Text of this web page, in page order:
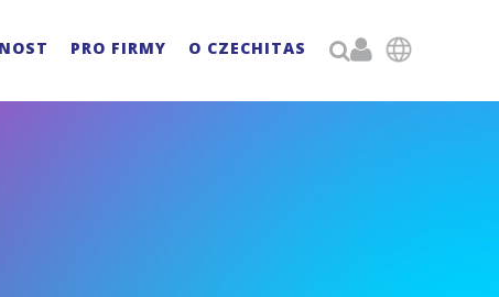
PRO FIRMY O CZECHITAS 